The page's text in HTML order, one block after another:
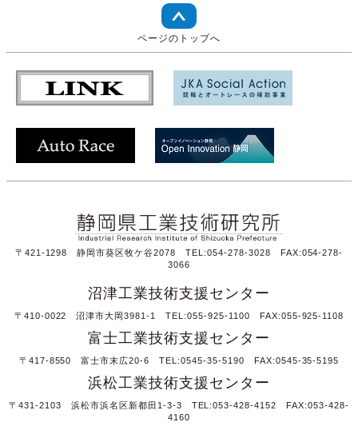
ページのトップへ
〒421-1298 静岡市葵区牧ケ谷2078 TEL:054-278-3028 FAX:054-278-
3066
沼津工業技術支援センター
〒410-0022 沼津市大岡3981-1 TEL:055-925-1100 FAX:055-925-1108
富士工業技術支援センター
〒417-8550 富士市末広20-6 TEL:0545-35-5190 FAX:0545-35-5195
浜松工業技術支援センター
〒431-2103 浜松市浜名区新都田1-3-3 TEL:053-428-4152 FAX:053-428-
4160